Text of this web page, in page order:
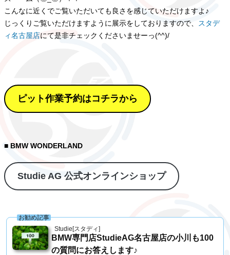
こんなに近くでご覧いただいても良さを感じていただけますよ♪
じっくりご覧いただけますように展示をしておりますので、
スタデ
ィ名古屋店にて是非チェックくださいませーっ(^^)/
ピット作業予約はコチラから
■ BMW WONDERLAND
Studie AG 公式オンラインショップ
Studie[スタディ]
お勧め記事
BMW専門店StudieAG名古屋店の小川も100
の質問にお答えします♪